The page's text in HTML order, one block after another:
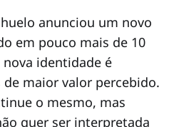
anunciou um novo
em pouco mais de 10
identidade é
maior valor percebido.
o mesmo, mas
quer ser interpretada